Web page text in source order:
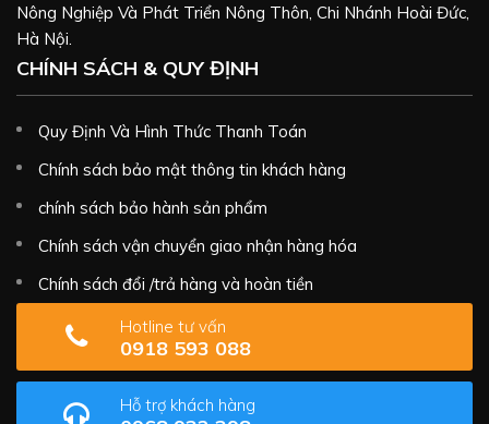
Nông Nghiệp Và Phát Triển Nông Thôn, Chi Nhánh Hoài Đức,
Hà Nội.
CHÍNH SÁCH & QUY ĐỊNH
Quy Định Và Hình Thức Thanh Toán
Chính sách bảo mật thông tin khách hàng
chính sách bảo hành sản phẩm
Chính sách vận chuyển giao nhận hàng hóa
Chính sách đổi /trả hàng và hoàn tiền
Hotline tư vấn
0918 593 088
Hỗ trợ khách hàng